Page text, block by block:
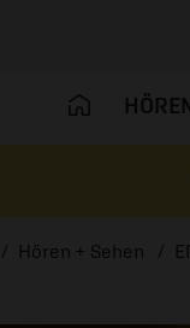
Startseite
Hören + Sehen